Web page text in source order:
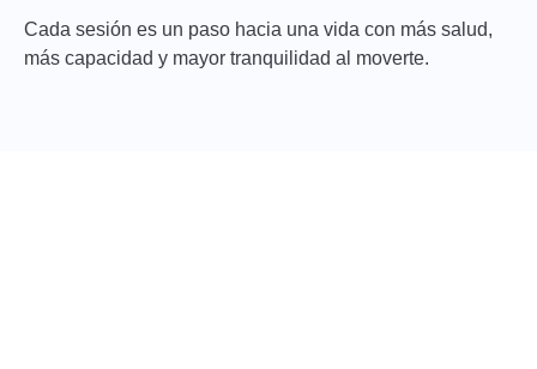
Cada sesión es un paso hacia una vida con más salud,
más capacidad y mayor tranquilidad al moverte.